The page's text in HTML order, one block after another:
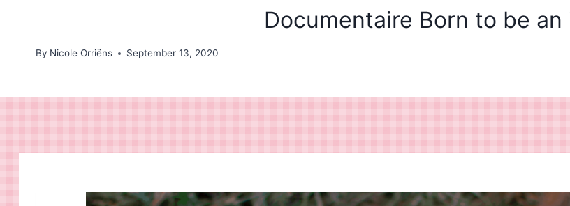
Documentaire Born to be
By Nicole Orriëns September 13, 2020